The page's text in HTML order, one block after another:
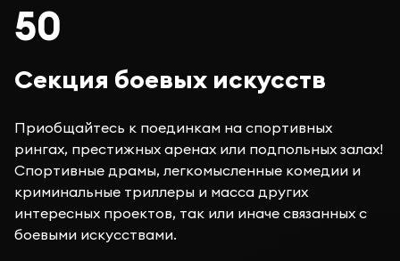
50
Секция боевых искусств
Приобщайтесь к поединкам на спортивных
рингах, престижных аренах или подпольных залах!
Спортивные драмы, легкомысленные комедии и
криминальные триллеры и масса других
интересных проектов, так или иначе связанных с
боевыми искусствами.